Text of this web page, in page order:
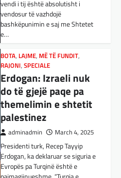
vendi i tij është absolutisht i
vendosur të vazhdojë
bashkëpunimin e saj me Shtetet
e…
BOTA, LAJME, MË TË FUNDIT,
RAJONI,SPECIALE
Erdogan: Izraeli nuk
do të gjejë paqe pa
themelimin e shtetit
palestinez
adminadmin March 4, 2025
Presidenti turk, Recep Tayyip
Erdogan, ka deklaruar se siguria e
Evropës pa Turqinë është e
politikën e jashtme, pas takimit
Trump-Zhelenski, nuk ka
menduar: Po…
BOTA,KULTURË,LAJME,MISTER,
RAJONI,SPECIALE,TECH
Varësia nga ChatGPT
është në rritje:
Kujdes! Këto janë
pasojat e mundshme
adminadmin
Sipas studiuesve, përdoruesit që
përdorin shpesh ChatGPT për
biseda jopersonale, duke
përfshirë kërkimin e këshillave,
SPORT,VENDI